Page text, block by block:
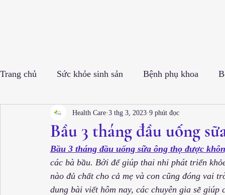
Trang chủ Sức khỏe sinh sản Bệnh phụ khoa
Cấy tóc thẩm mỹ
Bầu 3 tháng đầu uống
Health Care 3 thg 3, 2023 9 phút đọc
Bầu 3 tháng đầu uống sữa ông thọ được
các bà bầu. Bởi để giúp thai nhi phát triển
nào đủ chất cho cả mẹ và con cũng đóng vai
dung bài viết hôm nay, các chuyên gia sẽ